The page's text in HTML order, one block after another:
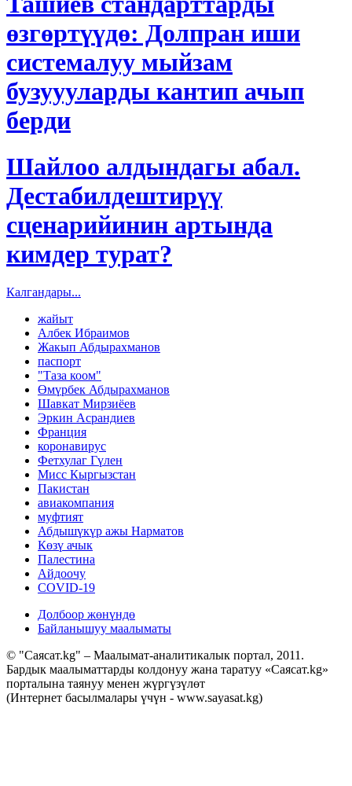
өзгөртүүдө: Долпран иши
системалуу мыйзам
бузуууларды кантип ачып
берди
Шайлоо алдындагы абал.
Дестабилдештирүү
сценарийинин артында
кимдер турат?
Калгандары...
жайыт
Албек Ибраимов
Жакып Абдырахманов
паспорт
"Таза коом"
Өмүрбек Абдырахманов
Шавкат Мирзиёев
Эркин Асрандиев
Франция
коронавирус
Фетхулаг Гүлен
Мисс Кыргызстан
Пакистан
авиакомпания
муфтият
Абдышүкүр ажы Нарматов
Көзү ачык
Палестина
Айдоочу
COVID-19
Долбоор жөнүндө
Байланышуу маалыматы
© "Саясат.kg" – Маалымат-аналитикалык портал, 2011.
Бардык маалыматтарды колдонуу жана таратуу «Саясат.kg»
порталына таянуу менен жүргүзүлөт
(Интернет басылмалары үчүн - www.sayasat.kg)